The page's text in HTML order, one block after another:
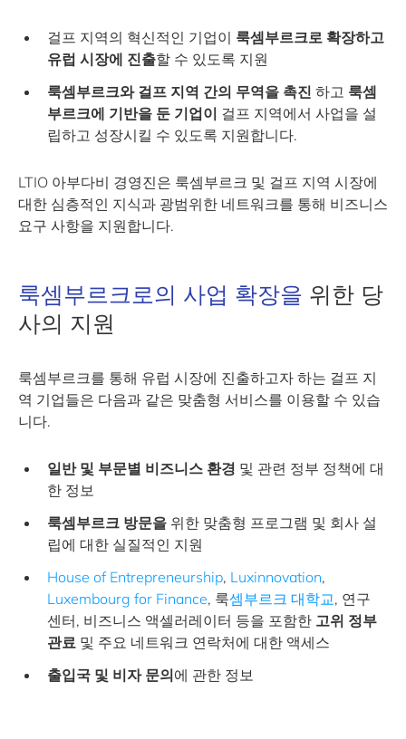
걸프 지역의 혁신적인 기업이 룩셈부르크로 확장하고
유럽 시장에 진출할 수 있도록 지원
룩셈부르크와 걸프 지역 간의 무역을 촉진 하고 룩셈
부르크에 기반을 둔 기업이 걸프 지역에서 사업을 설
립하고 성장시킬 수 있도록 지원합니다.
LTIO 아부다비 경영진은 룩셈부르크 및 걸프 지역 시장에
대한 심층적인 지식과 광범위한 네트워크를 통해 비즈니스
요구 사항을 지원합니다.
룩셈부르크로의 사업 확장을 위한 당
사의 지원
룩셈부르크를 통해 유럽 시장에 진출하고자 하는 걸프 지
역 기업들은 다음과 같은 맞춤형 서비스를 이용할 수 있습
니다.
일반 및 부문별 비즈니스 환경 및 관련 정부 정책에 대
한 정보
룩셈부르크 방문을 위한 맞춤형 프로그램 및 회사 설
립에 대한 실질적인 지원
House of Entrepreneurship, Luxinnovation,
Luxembourg for Finance, 룩셈부르크 대학교, 연구
센터, 비즈니스 액셀러레이터 등을 포함한 고위 정부
관료 및 주요 네트워크 연락처에 대한 액세스
출입국 및 비자 문의에 관한 정보